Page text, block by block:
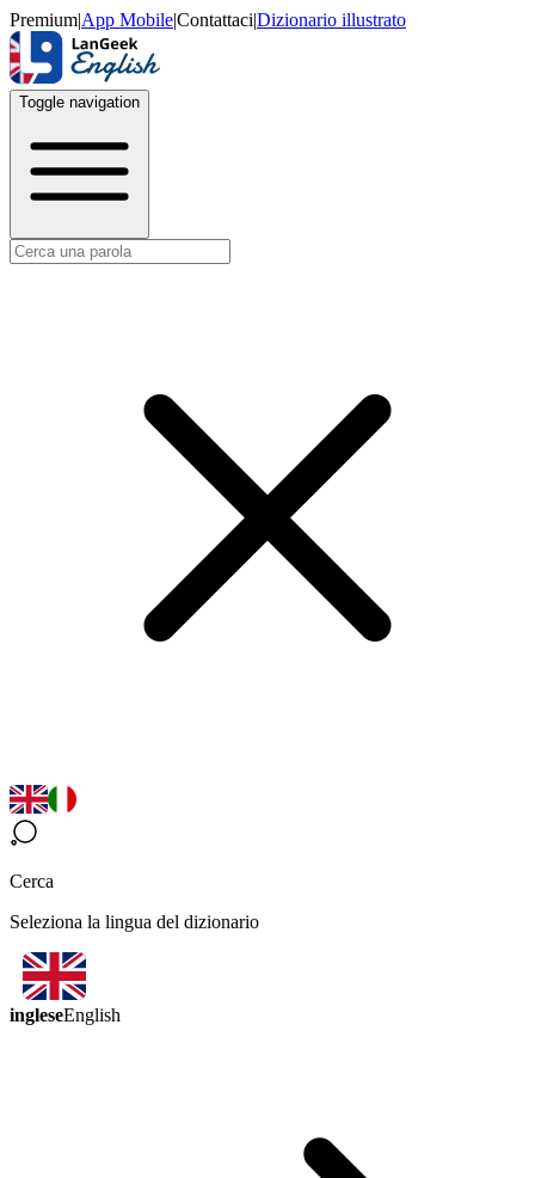
Premium|App Mobile|Contattaci|Dizionario illustrato
Toggle navigation
Cerca
Seleziona la lingua del dizionario
ingleseEnglish